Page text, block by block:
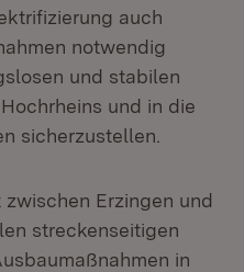
auch
notwendig
und stabilen
und in die
sicherzustellen.
Erzingen und
streckenseitigen
in